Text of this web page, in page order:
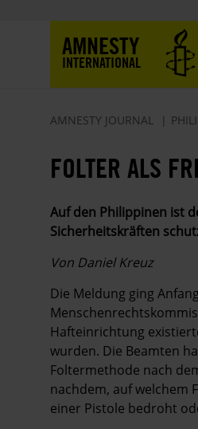
AMNESTY
INTERNATIONAL
AMNESTY JOURNAL
FOLTER ALS
Auf den Philippinen ist
Sicherheitskräften
Von Daniel Kreuz
Die Meldung ging
Hafteinrichtung
wurden. Die Beamten
Foltermethode nach
nachdem, auf welchem
einer Pistole bedroht